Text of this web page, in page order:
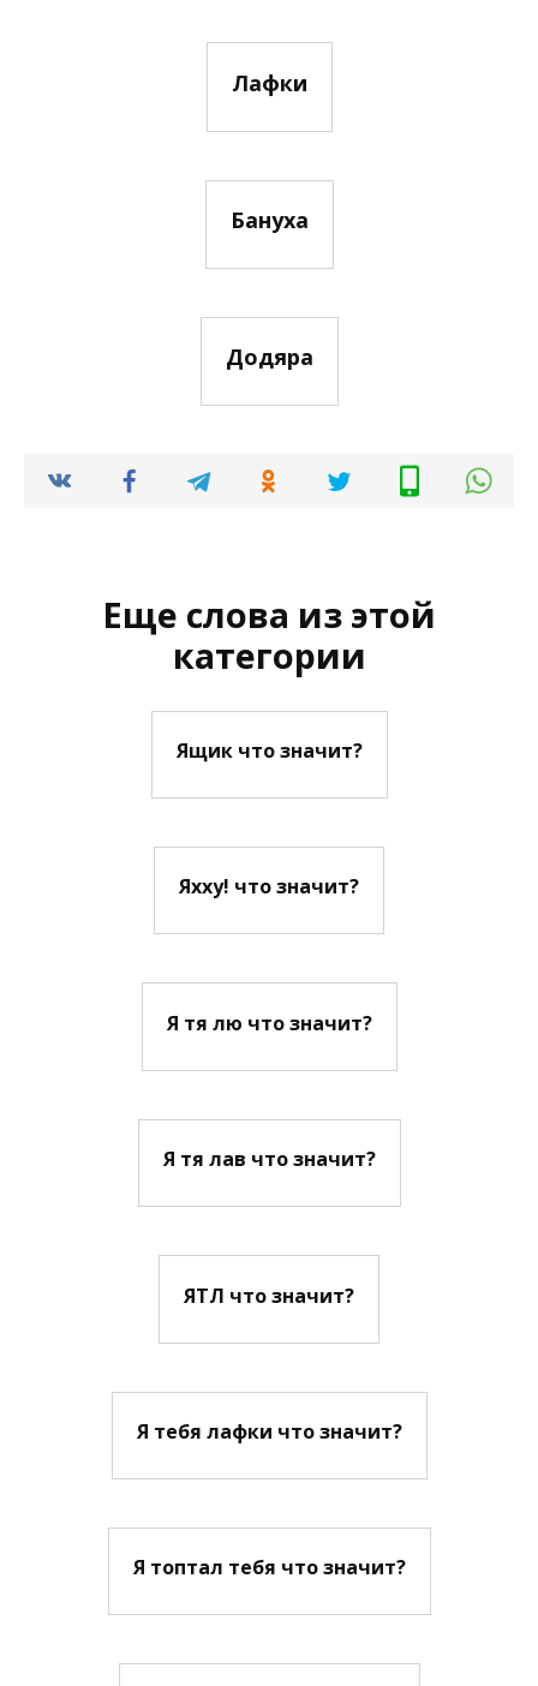
Лафки
Бануха
Додяра
Еще слова из этой
категории
Ящик что значит?
Яхху! что значит?
Я тя лю что значит?
Я тя лав что значит?
ЯТЛ что значит?
Я тебя лафки что значит?
Я топтал тебя что значит?